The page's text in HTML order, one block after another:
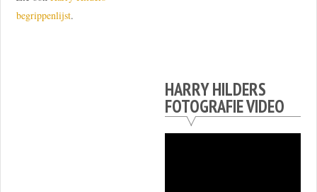
begrippenlijst.
HARRY HILDERS
FOTOGRAFIE VIDEO